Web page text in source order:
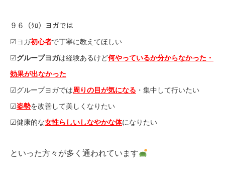
９６（ｸﾛ）ヨガでは
☑︎ヨガ初心者で丁寧に教えてほしい
☑︎グループヨガは経験あるけど何やっているか分からなかった・
効果が出なかった
☑︎グループヨガでは周りの目が気になる ・集中して行いたい
☑︎姿勢を改善して美しくなりたい
☑︎健康的な女性らしいしなやかな体になりたい
といった方々が多く通われています